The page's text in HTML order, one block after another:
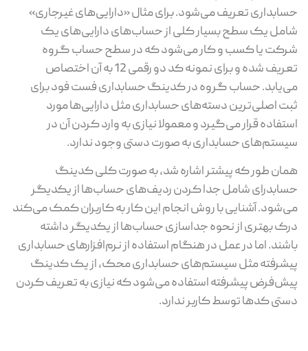
حسابداری تعریف می‌شود. برای مثال «دارایی‌های غیرجاری»
شامل یک سطح بسیار کلی از حساب‌های دارایی‌های یک
شرکت یا کسب و کار می‌شود که در سطح حساب گروه
تعریف شده و برای نمونه کد دو رقمی 12 به آن اختصاص
می‌یابد. حساب گروه در کدینگ حسابداری فست فود برای
ثبت اصلی‌ترین دسته‌های حسابداری مثل دارایی‌ها مورد
استفاده قرار می‌گیرد و معمولا نیازی به وارد کردن آن در
سیستم‌های حسابداری به صورت دستی وجود ندارد.
همان طور که پیشتر اشاره شد، به صورت کلی کدینگ
حسابدرای شامل جدا کردن ردیف‌های حساب‌ها از یکدیگر
می‌شود. آشنایی با روش انجام این کار به کاربران کمک می‌کند
درک بهتری از نحوه جداسازی حساب‌ها از یکدیگر داشته
باشند. اما در عمل در هنگام استفاده از نرم‌افزارهای حسابداری
پیشرفته مثل سیستم‌های حسابداری محک، از یک کدینگ
پیش‌فرض پیشرفته استفاده می‌شود که نیازی به تعریف کردن
دستی کدها توسط کاربر ندارد.